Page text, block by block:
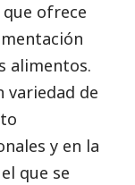
ofrece
alimentos.
variedad de
y en la
que se